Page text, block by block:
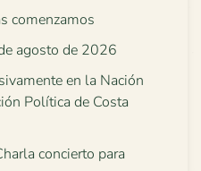
comenzamos
agosto de 2026
en la Nación
Política de Costa
concierto para